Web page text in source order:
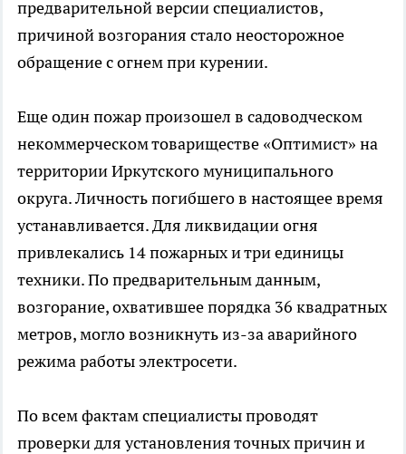
предварительной версии специалистов,
причиной возгорания стало неосторожное
обращение с огнем при курении.
Еще один пожар произошел в садоводческом
некоммерческом товариществе «Оптимист» на
территории Иркутского муниципального
округа. Личность погибшего в настоящее время
устанавливается. Для ликвидации огня
привлекались 14 пожарных и три единицы
техники. По предварительным данным,
возгорание, охватившее порядка 36 квадратных
метров, могло возникнуть из-за аварийного
режима работы электросети.
По всем фактам специалисты проводят
проверки для установления точных причин и